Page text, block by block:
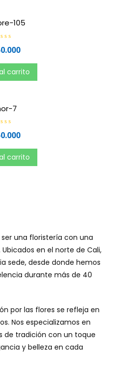
105
carrito
7
carrito
ser una floristería con una
en el norte de Cali,
sede, desde donde hemos
durante más de 40
por las flores se refleja en
Nos especializamos en
de tradición con un toque
y belleza en cada